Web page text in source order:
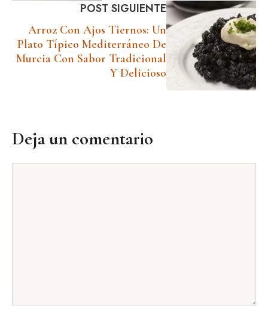
POST SIGUIENTE
Arroz Con Ajos Tiernos: Un
Plato Típico Mediterráneo De
Murcia Con Sabor Tradicional
Y Delicioso
Deja un comentario